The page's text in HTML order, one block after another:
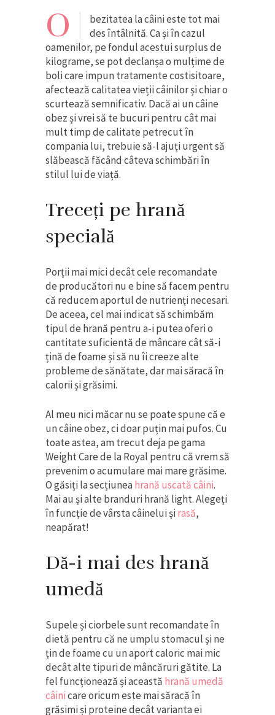
O
bezitatea la câini este tot mai
des întâlnită. Ca și în cazul
oamenilor, pe fondul acestui surplus de
kilograme, se pot declanșa o mulțime de
boli care impun tratamente costisitoare,
afectează calitatea vieții câinilor și chiar o
scurtează semnificativ. Dacă ai un câine
obez și vrei să te bucuri pentru cât mai
mult timp de calitate petrecut în
compania lui, trebuie să-l ajuți urgent să
slăbească făcând câteva schimbări în
stilul lui de viață.
Treceți pe hrană
specială
Porții mai mici decât cele recomandate
de producători nu e bine să facem pentru
că reducem aportul de nutrienți necesari.
De aceea, cel mai indicat să schimbăm
tipul de hrană pentru a-i putea oferi o
cantitate suficientă de mâncare cât să-i
țină de foame și să nu îi creeze alte
probleme de sănătate, dar mai săracă în
calorii și grăsimi.
Al meu nici măcar nu se poate spune că e
un câine obez, ci doar puțin mai pufos. Cu
toate astea, am trecut deja pe gama
Weight Care de la Royal pentru că vrem să
prevenim o acumulare mai mare grăsime.
O găsiți la secțiuneahrană uscată câini.
Mai au și alte branduri hrană light. Alegeți
în funcție de vârsta câinelui șirasă,
neapărat!
Dă-i mai des hrană
umedă
Supele și ciorbele sunt recomandate în
dietă pentru că ne umplu stomacul și ne
țin de foame cu un aport caloric mai mic
decât alte tipuri de mâncăruri gătite. La
fel funcționează și această hrană umedă
câinicare oricum este mai săracă în
grăsimi și proteine decât varianta ei